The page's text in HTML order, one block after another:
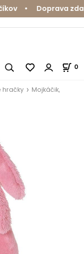
Doprava
0
hračky
Mojkáčik,